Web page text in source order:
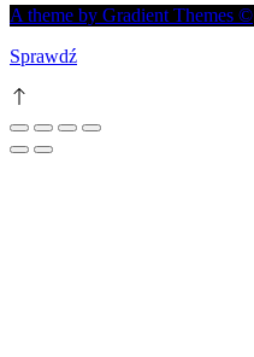
A theme by Gradient Themes ©
Sprawdź